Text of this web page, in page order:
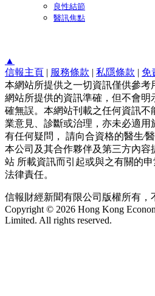
良性結節
醫訊焦點
▲
信報主頁 | 服務條款 | 私隱條款 | 免
本網站所提供之一切資訊僅供參
網站所提供的資訊準確，但不會
確無誤。本網站刊載之任何資訊不
業意見、診斷或治理，亦未必適用
有任何疑問， 請向合資格的醫生∕
本公司及其合作夥伴及第三方內容
站 所載資訊而引起或與之有關的
法律責任。
信報財經新聞有限公司版權所有，
Copyright © 2026 Hong Kong
Limited. All rights reserved.